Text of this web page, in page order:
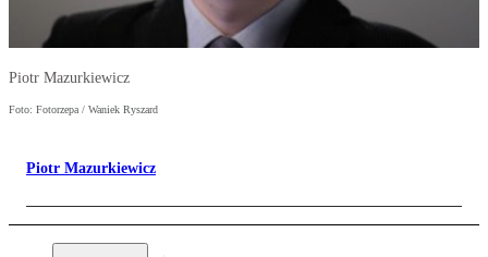
Piotr Mazurkiewicz
Foto: Fotorzepa / Waniek Ryszard
Piotr Mazurkiewicz